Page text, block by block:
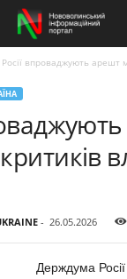
впроваджують арешт
- 26.05.2026
Держдума